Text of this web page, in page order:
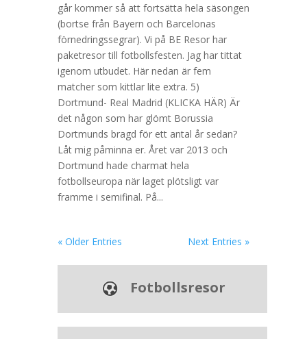
går kommer så att fortsätta hela säsongen
(bortse från Bayern och Barcelonas
förnedringssegrar). Vi på BE Resor har
paketresor till fotbollsfesten. Jag har tittat
igenom utbudet. Här nedan är fem
matcher som kittlar lite extra. 5)
Dortmund- Real Madrid (KLICKA HÄR) Är
det någon som har glömt Borussia
Dortmunds bragd för ett antal år sedan?
Låt mig påminna er. Året var 2013 och
Dortmund hade charmat hela
fotbollseuropa när laget plötsligt var
framme i semifinal. På...
« Older Entries Next Entries »
Fotbollsresor